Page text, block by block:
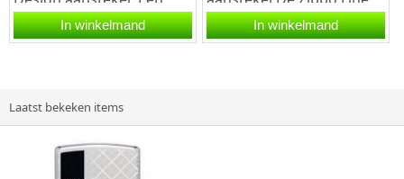
Zippo is een kwalitatief
goede...
In winkelmand
Art Design aansteker
heeft een zwart
In winkelmand
Laatst bekeken items